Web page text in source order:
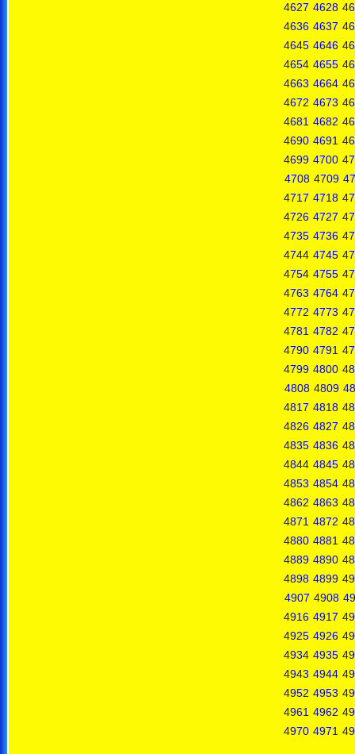
4627 4628
4636 4637
4645 4646
4654 4655
4663 4664
4672 4673
4681 4682
4690 4691
4699 4700
4708 4709
4717 4718
4726 4727
4735 4736
4744 4745
4754 4755
4763 4764
4772 4773
4781 4782
4790 4791
4799 4800
4808 4809
4817 4818
4826 4827
4835 4836
4844 4845
4853 4854
4862 4863
4871 4872
4880 4881
4889 4890
4898 4899
4907 4908
4916 4917
4925 4926
4934 4935
4943 4944
4952 4953
4961 4962
4970 4971